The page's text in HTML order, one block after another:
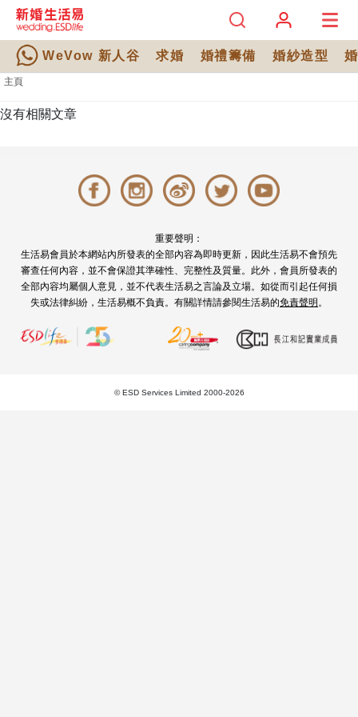
WeVow 新人谷 求婚 婚禮籌備 婚紗造型
主頁
沒有相關文章
重要聲明：
生活易會員於本網站內所發表的全部內容為即時更新，因此生活易不會預先
審查任何內容，並不會保證其準確性、完整性及質量。此外，會員所發表的
全部內容均屬個人意見，並不代表生活易之言論及立場。如從而引起任何損
失或法律糾紛，生活易概不負責。有關詳情請參閱生活易的免責聲明 。
© ESD Services Limited 2000-2026